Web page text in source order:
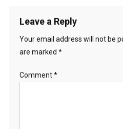
Leave a Reply
Your email address will not be
are marked *
Comment*